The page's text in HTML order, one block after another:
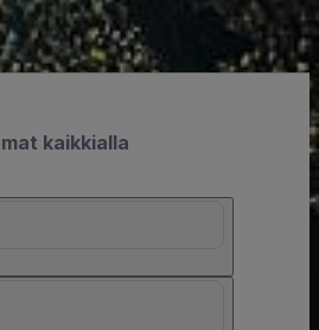
kaikkialla